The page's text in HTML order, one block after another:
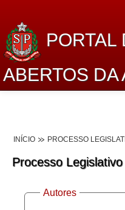
PORTAL
ABERTOS DA
Lei de Acesso à
Dados Governamentais
INÍCIO PROCESSO
Processo Legislativo
Autores